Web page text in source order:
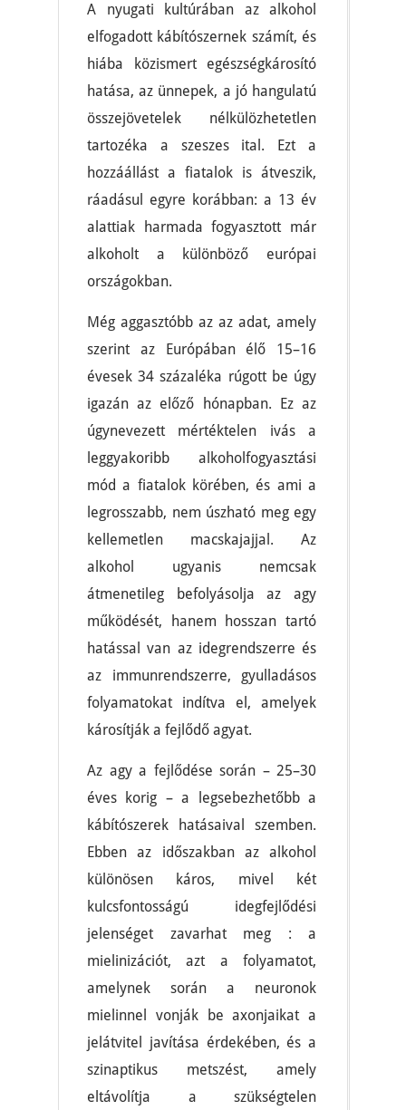
A nyugati kultúrában az alkohol
elfogadott kábítószernek számít, és
hiába közismert egészségkárosító
hatása, az ünnepek, a jó hangulatú
összejövetelek nélkülözhetetlen
tartozéka a szeszes ital. Ezt a
hozzáállást a fiatalok is átveszik,
ráadásul egyre korábban: a 13 év
alattiak harmada fogyasztott már
alkoholt a különböző európai
országokban.
Még aggasztóbb az az adat, amely
szerint az Európában élő 15–16
évesek 34 százaléka rúgott be úgy
igazán az előző hónapban. Ez az
úgynevezett mértéktelen ivás a
leggyakoribb alkoholfogyasztási
mód a fiatalok körében, és ami a
legrosszabb, nem úszható meg egy
kellemetlen macskajajjal. Az
alkohol ugyanis nemcsak
átmenetileg befolyásolja az agy
működését, hanem hosszan tartó
hatással van az idegrendszerre és
az immunrendszerre, gyulladásos
folyamatokat indítva el, amelyek
károsítják a fejlődő agyat.
Az agy a fejlődése során – 25–30
éves korig – a legsebezhetőbb a
kábítószerek hatásaival szemben.
Ebben az időszakban az alkohol
különösen káros, mivel két
kulcsfontosságú idegfejlődési
jelenséget zavarhat meg : a
mielinizációt, azt a folyamatot,
amelynek során a neuronok
mielinnel vonják be axonjaikat a
jelátvitel javítása érdekében, és a
szinaptikus metszést, amely
eltávolítja a szükségtelen